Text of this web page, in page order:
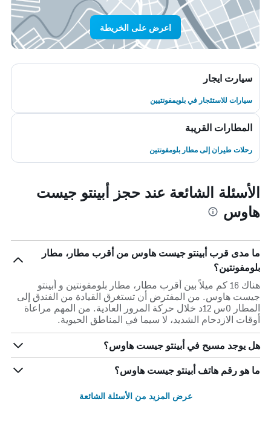
اعرض على الخريطة
سيارت ايجار
سيارات للاستئجار في بلويمفونتيين
المطارات القريبة
رحلات طيران إلى مطار بلومفونتين
الأسئلة الشائعة عند حجز أبينتو جيست
هاوس
ما مدى قرب أبينتو جيست هاوس من أقرب مطار، مطار
بلومفونتين؟
هناك 16 كم ميلاً بين أقرب مطار، مطار بلومفونتين و أبينتو
جيست هاوس. من المفترض أن تستغرق القيادة من الفندق إلى
المطار 0س 12د خلال حركة المرور العادية. من المهم مراعاة
أوقات الازدحام الشديد، لا سيما في المناطق الحيوية.
هل يوجد مسبح في أبينتو جيست هاوس؟
ما هو رقم هاتف أبينتو جيست هاوس؟
عرض المزيد من الأسئلة الشائعة